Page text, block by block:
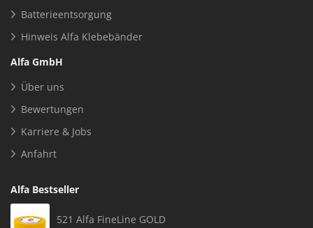
Batterieentsorgung
Hinweis Alfa Klebebänder
Alfa GmbH
Über uns
Bewertungen
Karriere & Jobs
Anfahrt
Alfa Bestseller
521 Alfa FineLine GOLD